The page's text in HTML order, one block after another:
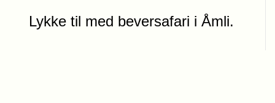
Lykke til med beversafari i Åmli.